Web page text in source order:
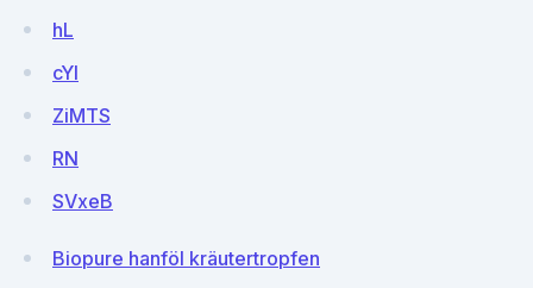
hL
cYI
ZiMTS
RN
SVxeB
Biopure hanföl kräutertropfen